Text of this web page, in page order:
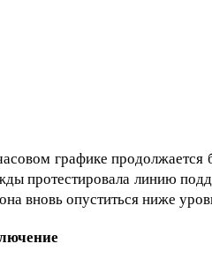
графике
протестировала линию
вновь опуститься ниже